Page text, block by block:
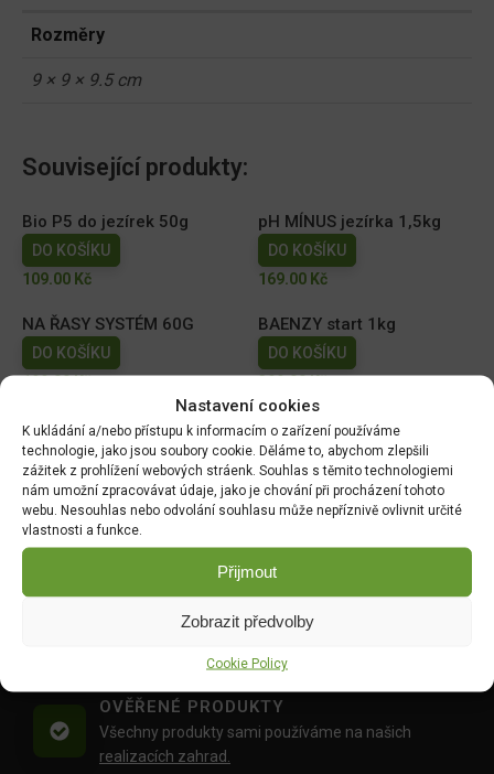
Nastavení cookies
K ukládání a/nebo přístupu k informacím o zařízení používáme
technologie, jako jsou soubory cookie. Děláme to, abychom zlepšili
zážitek z prohlížení webových stráenk. Souhlas s těmito technologiemi
nám umožní zpracovávat údaje, jako je chování při procházení tohoto
webu. Nesouhlas nebo odvolání souhlasu může nepříznivě ovlivnit určité
vlastnosti a funkce.
Přijmout
Zobrazit předvolby
Cookie Policy
Rozměry
9 × 9 × 9.5 cm
Související produkty:
Bio P5 do jezírek 50g
DO KOŠÍKU
109.00 Kč
pH MÍNUS jezírka 1,5kg
DO KOŠÍKU
169.00 Kč
NA ŘASY SYSTÉM 60G
DO KOŠÍKU
199.00Kč
BAENZY start 1kg
DO KOŠÍKU
399.00Kč
Sezonní jezírkové bakterie
Bacter Pond 100 g
DO KOŠÍKU
179.00Kč
Probiotic pond 500 g -
probiotika
DO KOŠÍKU
699.00Kč
od 1500 Kč,
30 Kg,je zdarma.
OVĚŘENÉ PRODUKTY
Všechny produkty sami používáme na našich
realizacích zahrad.